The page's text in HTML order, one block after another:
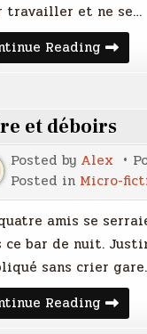
travailler et ne se…
Reading
et déboirs
Posted by Alex
Posted in Micro-
amis se
ce bar de nuit.
sans crier
Reading Boire
et